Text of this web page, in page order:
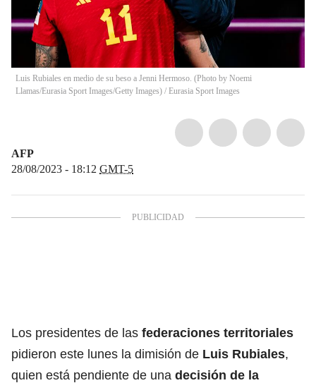
Luis Rubiales en medio de su beso a Jenni Hermoso. (Photo by Noemi
Llamas/Eurasia Sport Images/Getty Images) / Eurasia Sport Images
AFP
28/08/2023 - 18:12 GMT-5
Los presidentes de las federaciones territoriales
pidieron este lunes la dimisión de Luis Rubiales,
quien está pendiente de una decisión de la